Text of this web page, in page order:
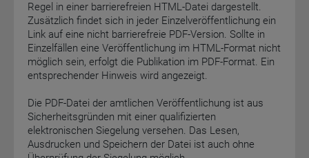
Regel in einer barrierefreien HTML-Datei dargestellt.
Zusätzlich findet sich in jeder Einzelveröffentlichung ein
Link auf eine nicht barrierefreie PDF-Version. Sollte in
Einzelfällen eine Veröffentlichung im HTML-Format nicht
möglich sein, erfolgt die Publikation im PDF-Format. Ein
entsprechender Hinweis wird angezeigt.
Die PDF-Datei der amtlichen Veröffentlichung ist aus
Sicherheitsgründen mit einer qualifizierten
elektronischen Siegelung versehen. Das Lesen,
Ausdrucken und Speichern der Datei ist auch ohne